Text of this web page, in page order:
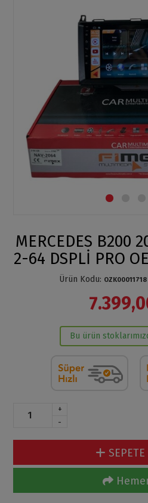
MERCEDES B200
2-64 DSPLİ PRO
Ürün Kodu: OZK00011718
Bu ürün
+
-
SEPETE